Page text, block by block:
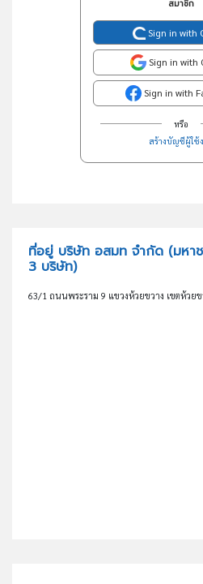
สมาชิก
Sign in with
Sign in with
Sign in with
หรือ
สร้างบัญชีผู้ใช้
ที่อยู่ บริษัท อสมท จำกัด (มหา
3 บริษัท)
63/1 ถนนพระราม 9 แขวงห้วยขวาง เขตห้วย